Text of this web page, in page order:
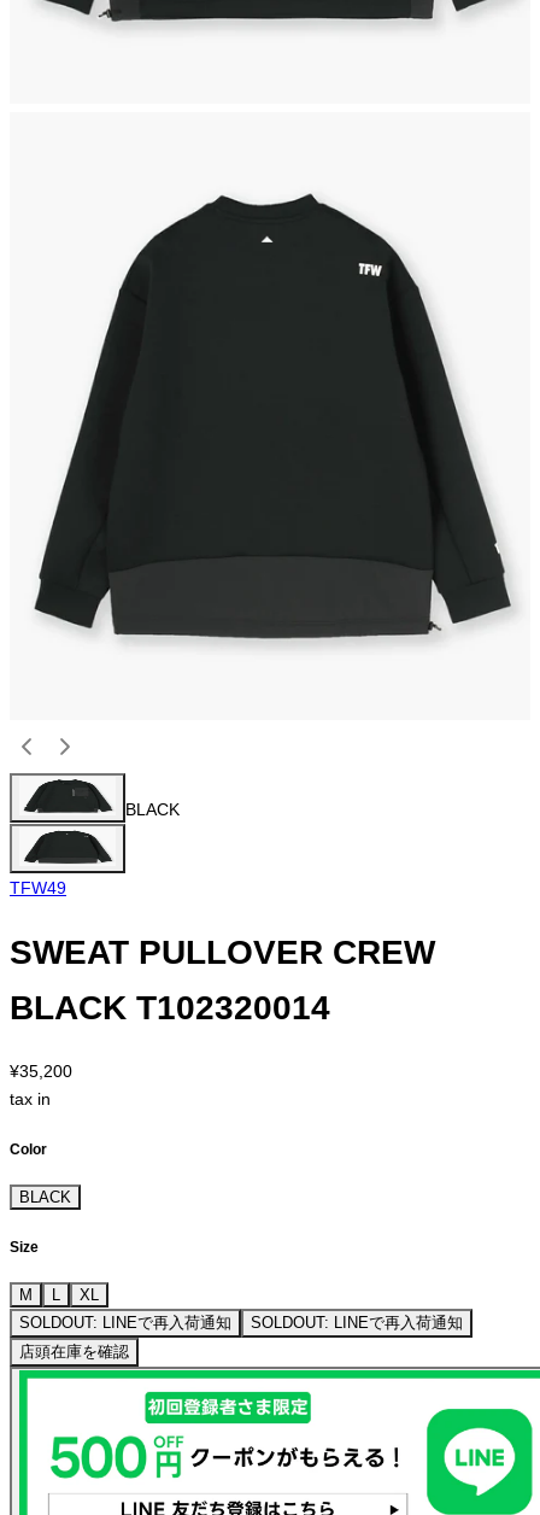
BLACK
TFW49
SWEAT PULLOVER CREW
BLACK T102320014
¥35,200
tax in
Color
BLACK
Size
M L
XL
SOLDOUT: LINEで再入荷通知
SOLDOUT: LINEで再入荷通知
店頭在庫を確認